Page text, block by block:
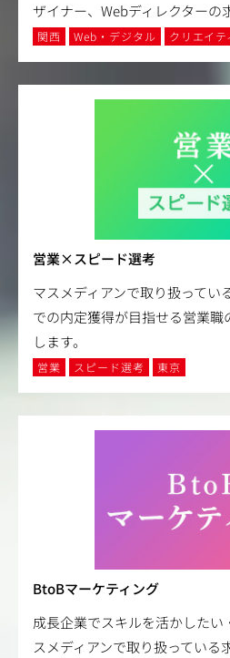
ザイナー、Webディレクターの
関西 Web・デジタル クリエイテ
営業×スピード選考
マスメディアンで取り扱ってい
での内定獲得が目指せる営業
します。
営業 スピード選考 東京
BtoBマーケティング
成長企業でスキルを活かした
スメディアンで取り扱っている